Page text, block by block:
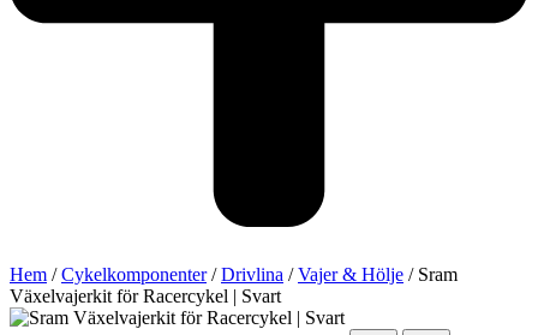
Hem /Cykelkomponenter/Drivlina /Vajer & Hölje / Sram
Växelvajerkit för Racercykel | Svart